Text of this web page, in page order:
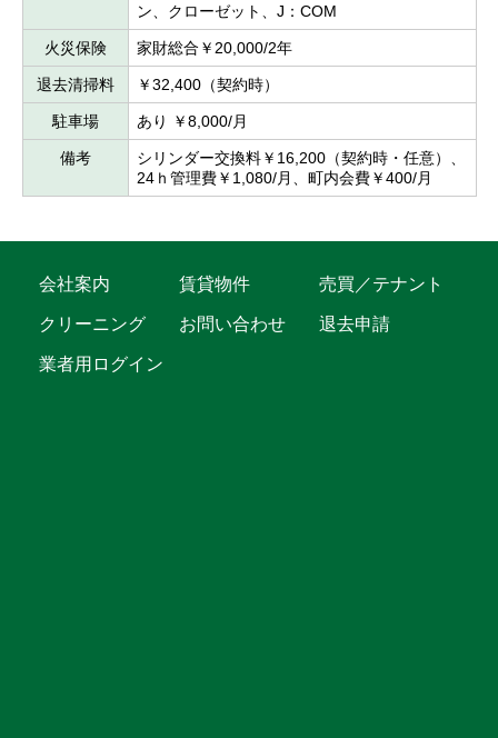
ン、クローゼット、J：COM
火災保険 家財総合￥20,000/2年
退去清掃料 ￥32,400（契約時）
駐車場 あり ￥8,000/月
備考
シリンダー交換料￥16,200（契約時・任意）、
24ｈ管理費￥1,080/月、町内会費￥400/月
会社案内 賃貸物件
売買／テナント
クリーニング
お問い合わせ
退去申請
業者用ログイン